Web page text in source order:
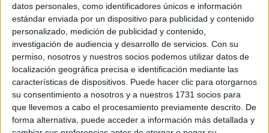
datos personales, como identificadores únicos e información
estándar enviada por un dispositivo para publicidad y contenido
personalizado, medición de publicidad y contenido,
investigación de audiencia y desarrollo de servicios. Con su
permiso, nosotros y nuestros socios podemos utilizar datos de
localización geográfica precisa e identificación mediante las
características de dispositivos. Puede hacer clic para otorgarnos
su consentimiento a nosotros y a nuestros 1731 socios para
que llevemos a cabo el procesamiento previamente descrito. De
forma alternativa, puede acceder a información más detallada y
En el encuentro de este miércoles se ha contado con todos
los organismos competentes como las Fuerzas y Cuerpos
de Seguridad del Estado; Policía Local; Ciudad Autónoma
a través de la Dirección General de Protección Civil;
Amgevicesa como gestora del embolsamiento; Sanidad;
Fomento; Tráfico; “el capitán marítimo, que juega un papel
importantísimo; la colaboración de las navieras que a fin
de cuentas son las que tienen que realizar las rotaciones;